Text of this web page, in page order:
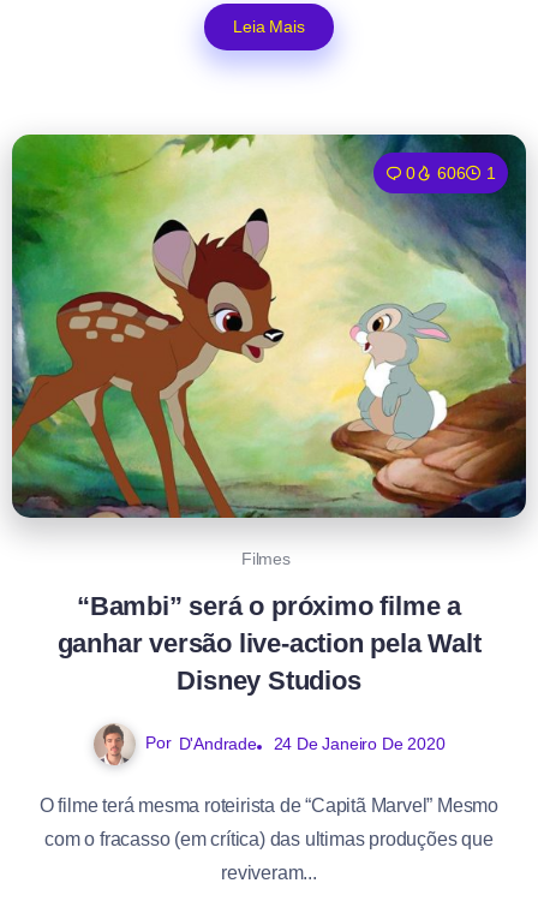
Leia Mais
0 606 1
Filmes
“Bambi” será o próximo filme a
ganhar versão live-action pela Walt
Disney Studios
Por D'Andrade 24 De Janeiro De 2020
O filme terá mesma roteirista de “Capitã Marvel” Mesmo
com o fracasso (em crítica) das ultimas produções que
reviveram...